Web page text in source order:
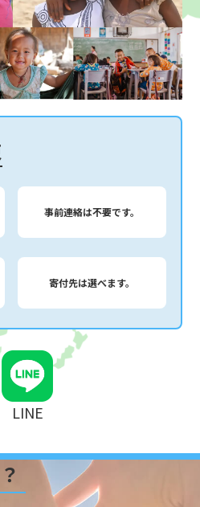
事前連絡は不要です。
寄付先は選べます。
LINE